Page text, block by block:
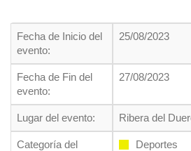
Fecha de Inicio del
evento:
25/08/2023
Fecha de Fin del
evento:
27/08/2023
Lugar del evento: Ribera del
Categoría del
Deportes